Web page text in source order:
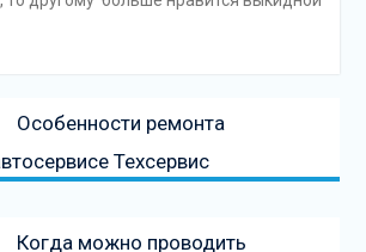
Предыдущая
запись:
Особенности ремонта
Техсервис
Когда можно проводить